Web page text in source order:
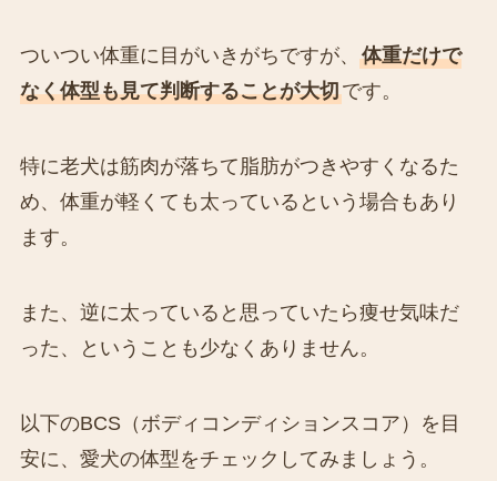
ついつい体重に目がいきがちですが、 体重だけで
なく体型も見て判断することが大切です。
特に老犬は筋肉が落ちて脂肪がつきやすくなるた
め、体重が軽くても太っているという場合もあり
ます。
また、逆に太っていると思っていたら痩せ気味だ
った、ということも少なくありません。
以下のBCS（ボディコンディションスコア）を目
安に、愛犬の体型をチェックしてみましょう。